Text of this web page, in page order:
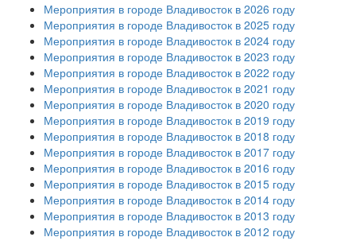
Мероприятия в городе Владивосток в 2026 году
Мероприятия в городе Владивосток в 2025 году
Мероприятия в городе Владивосток в 2024 году
Мероприятия в городе Владивосток в 2023 году
Мероприятия в городе Владивосток в 2022 году
Мероприятия в городе Владивосток в 2021 году
Мероприятия в городе Владивосток в 2020 году
Мероприятия в городе Владивосток в 2019 году
Мероприятия в городе Владивосток в 2018 году
Мероприятия в городе Владивосток в 2017 году
Мероприятия в городе Владивосток в 2016 году
Мероприятия в городе Владивосток в 2015 году
Мероприятия в городе Владивосток в 2014 году
Мероприятия в городе Владивосток в 2013 году
Мероприятия в городе Владивосток в 2012 году